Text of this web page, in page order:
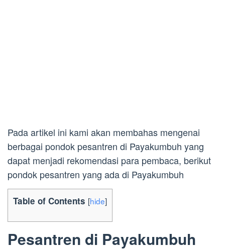
Pada artikel ini kami akan membahas mengenai
berbagai pondok pesantren di Payakumbuh yang
dapat menjadi rekomendasi para pembaca, berikut
pondok pesantren yang ada di Payakumbuh
Table of Contents [hide]
Pesantren di Payakumbuh